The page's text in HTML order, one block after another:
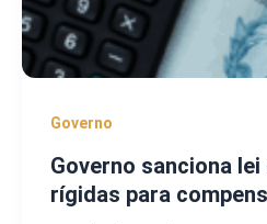
Governo
Governo sanciona
rígidas para